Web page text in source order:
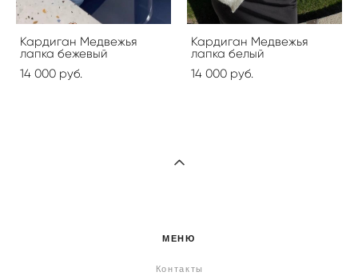
Кардиган Медвежья
лапка бежевый
14 000 pуб.
Кардиган Медвежья
лапка белый
14 000 pуб.
МЕНЮ
Контакты